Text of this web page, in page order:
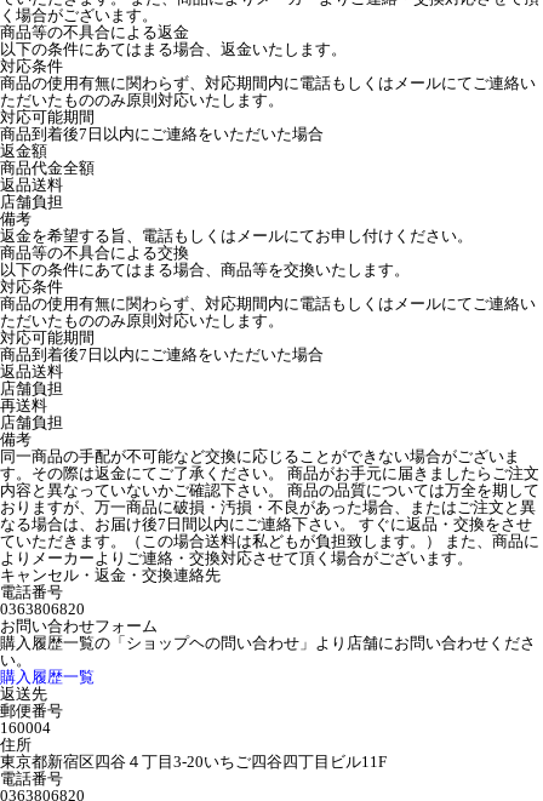
く場合がございます。
商品等の不具合による返金
以下の条件にあてはまる場合、返金いたします。
対応条件
商品の使用有無に関わらず、対応期間内に電話もしくはメールにてご連絡い
ただいたもののみ原則対応いたします。
対応可能期間
商品到着後7日以内にご連絡をいただいた場合
返金額
商品代金全額
返品送料
店舗負担
備考
返金を希望する旨、電話もしくはメールにてお申し付けください。
商品等の不具合による交換
以下の条件にあてはまる場合、商品等を交換いたします。
対応条件
商品の使用有無に関わらず、対応期間内に電話もしくはメールにてご連絡い
ただいたもののみ原則対応いたします。
対応可能期間
商品到着後7日以内にご連絡をいただいた場合
返品送料
店舗負担
再送料
店舗負担
備考
同一商品の手配が不可能など交換に応じることができない場合がございま
す。その際は返金にてご了承ください。 商品がお手元に届きましたらご注文
内容と異なっていないかご確認下さい。 商品の品質については万全を期して
おりますが、万一商品に破損・汚損・不良があった場合、またはご注文と異
なる場合は、お届け後7日間以内にご連絡下さい。 すぐに返品・交換をさせ
ていただきます。（この場合送料は私どもが負担致します。） また、商品に
よりメーカーよりご連絡・交換対応させて頂く場合がございます。
キャンセル・返金・交換連絡先
電話番号
0363806820
お問い合わせフォーム
購入履歴一覧の「ショップヘの問い合わせ」より店舗にお問い合わせくださ
い。
購入履歴一覧
返送先
郵便番号
160004
住所
東京都新宿区四谷４丁目3-20いちご四谷四丁目ビル11F
電話番号
0363806820